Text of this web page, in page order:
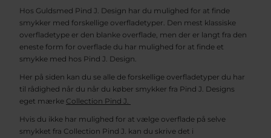
Hos Guldsmed Pind J. Design har du mulighed for at finde
smykker med forskellige overfladetyper. Den mest klassiske
overfladetype er den blanke overflade, men der er langt fra den
eneste form for overflade du har mulighed for at finde et
smykke med hos Pind J. Design.
Her på siden kan du se alle de forskellige overfladetyper du har
til rådighed når du når du køber smykker fra Pind J. Designs
eget mærke Collection Pind J.
Hvis du ikke har mulighed for at vælge overflade på selve
smykket fra Collection Pind J. kan du skrive det i